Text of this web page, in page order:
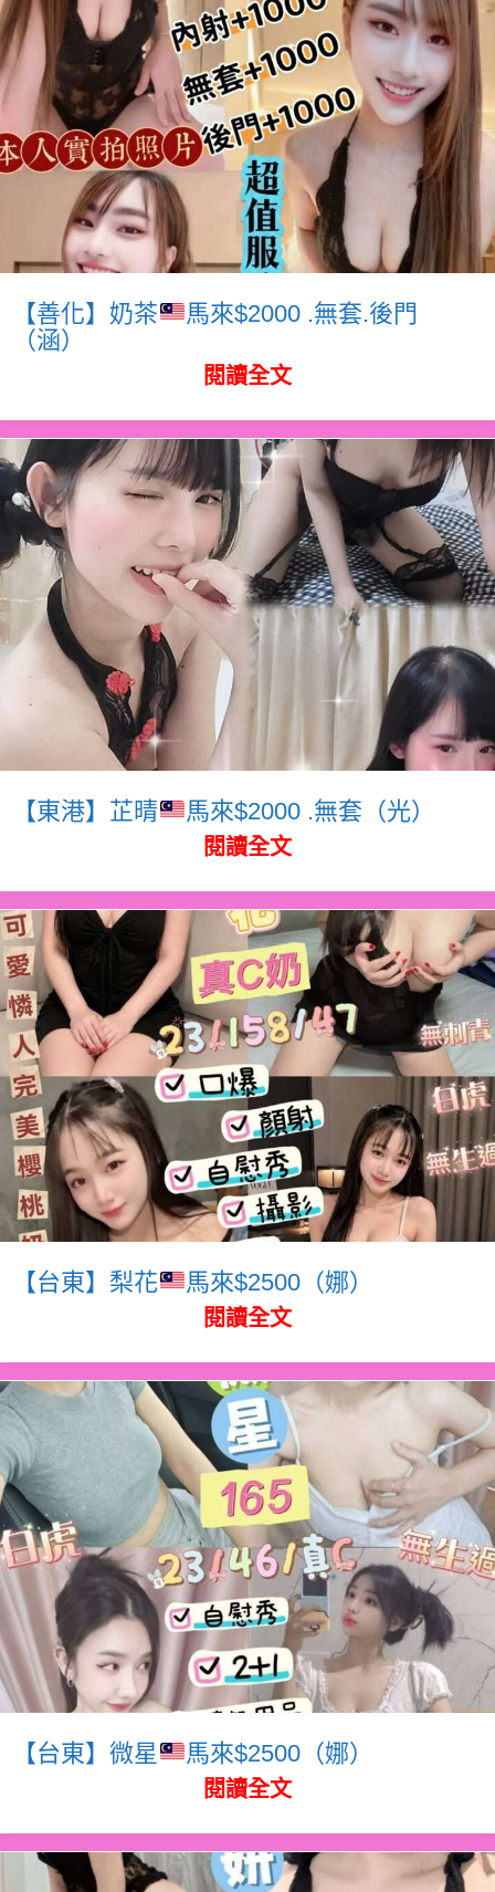
【善化】奶茶
馬來$2000 .無套.後門
（涵）
閱讀全文
【東港】芷晴 馬來$2000 .無套（光）
閱讀全文
【台東】梨花 馬來$2500（娜）
閱讀全文
【台東】微星 馬來$2500（娜）
閱讀全文